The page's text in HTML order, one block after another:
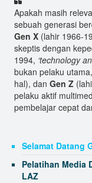
Apakah masih
sebuah generasi
Gen X(lahir 1966-
skeptis dengan
1994, ‘technology
bukan pelaku
hal), dan Gen Z
pelaku aktif
pembelajar cepat
3 Alasan Donasi
Donation
Program Kreatif
Lubang Buaya
QOLONI : MEDIA
CROWDFUNDING
Bedah Rumah
Ini Kata
Selamat Datang
Pelatihan Media
LAZ